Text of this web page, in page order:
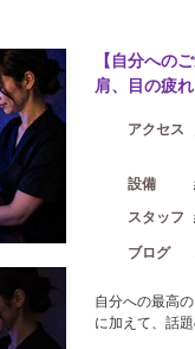
【自分への
肩、目の疲
アクセス
設備
スタッフ
ブログ
自分への最高
に加えて、話